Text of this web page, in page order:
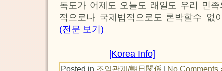
독도가 어제도 오늘도 래일도 우리 민
적으로나 국제법적으로도 론박할수 없
(전문 보기)
[Korea Info]
Posted in 조일관계/朝日関係 | No Comments